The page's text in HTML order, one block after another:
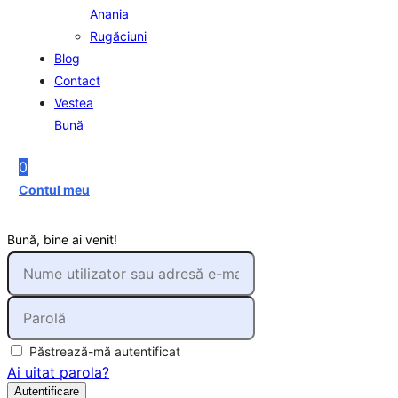
Anania
Rugăciuni
Blog
Contact
Vestea
Bună
0
Contul meu
Bună, bine ai venit!
Păstrează-mă autentificat
Ai uitat parola?
Autentificare